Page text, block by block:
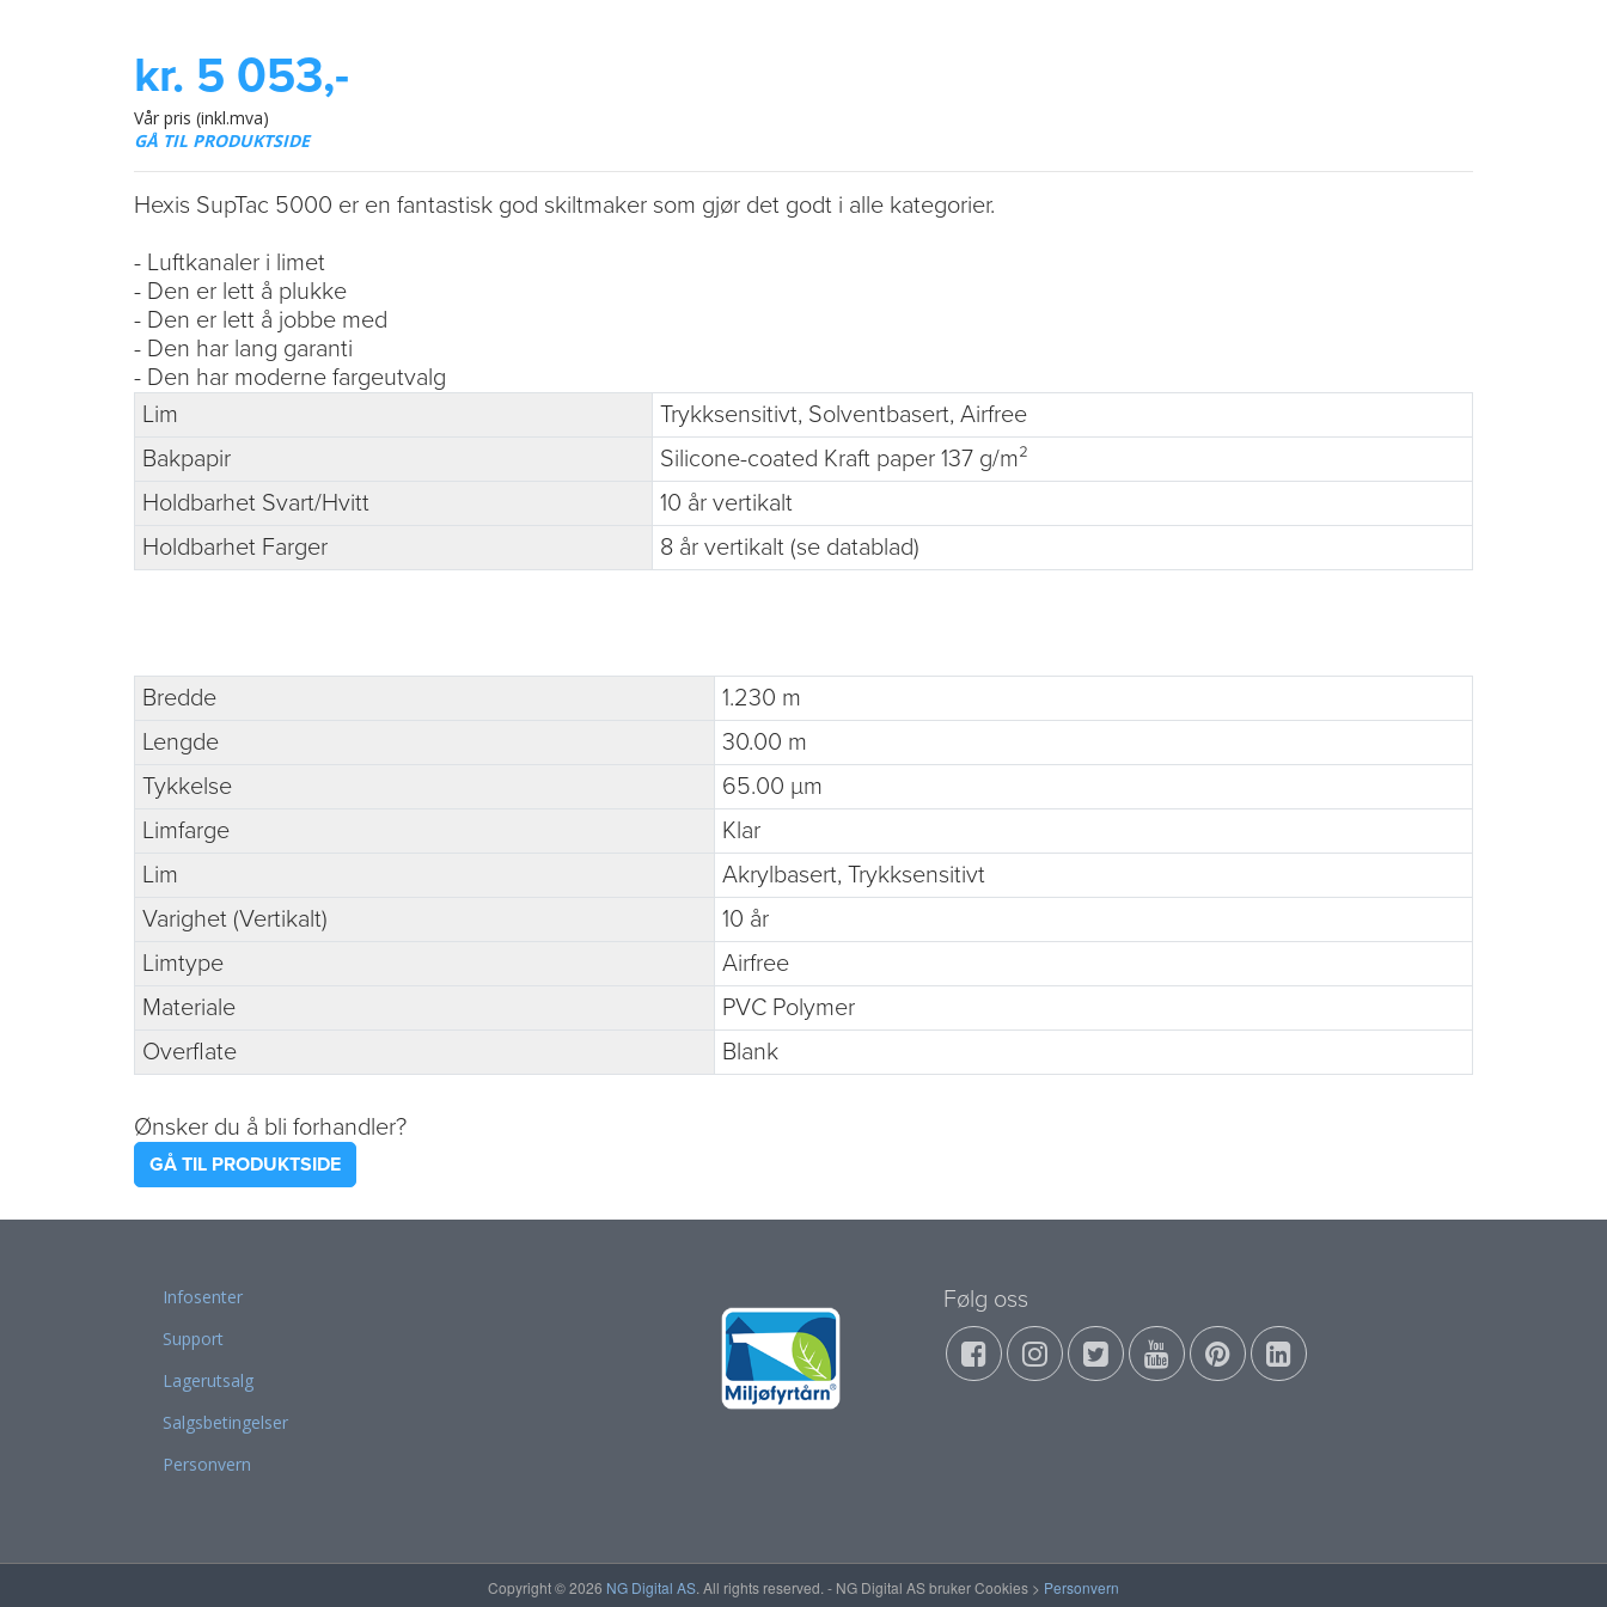
kr. 5 053,-
Vår pris (inkl.mva)
GÅ TIL PRODUKTSIDE
Hexis SupTac 5000 er en fantastisk god skiltmaker som gjør det godt i alle kategorier.
- Luftkanaler i limet
- Den er lett å plukke
- Den er lett å jobbe med
- Den har lang garanti
- Den har moderne fargeutvalg
Lim
Trykksensitivt, Solventbasert, Airfree
Bakpapir
Silicone-coated Kraft paper 137 g/m²
Holdbarhet Svart/Hvitt
10 år vertikalt
Holdbarhet Farger
8 år vertikalt (se datablad)
Bredde
1.230 m
Lengde
30.00 m
Tykkelse
65.00 µm
Limfarge
Klar
Lim
Akrylbasert, Trykksensitivt
Varighet (Vertikalt)
10 år
Limtype
Airfree
Materiale
PVC Polymer
Overflate
Blank
Ønsker du å bli forhandler?
GÅ TIL PRODUKTSIDE
Infosenter
Support
Lagerutsalg
Salgsbetingelser
Personvern
Følg oss
Copyright © 2026 NG Digital AS. All rights reserved. - NG Digital AS bruker Cookies > Personvern